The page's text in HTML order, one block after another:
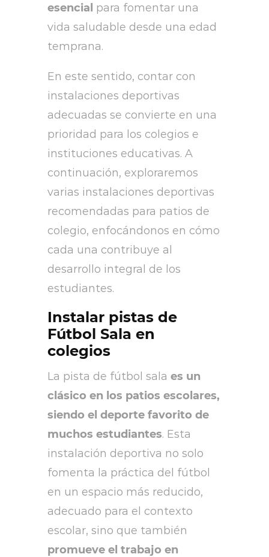
esencial para fomentar una
vida saludable desde una edad
temprana.
En este sentido, contar con
instalaciones deportivas
adecuadas se convierte en una
prioridad para los colegios e
instituciones educativas. A
continuación, exploraremos
varias instalaciones deportivas
recomendadas para patios de
colegio, enfocándonos en cómo
cada una contribuye al
desarrollo integral de los
estudiantes.
Instalar pistas de
Fútbol Sala en
colegios
La pista de fútbol sala es un
clásico en los patios escolares,
siendo el deporte favorito de
muchos estudiantes. Esta
instalación deportiva no solo
fomenta la práctica del fútbol
en un espacio más reducido,
adecuado para el contexto
escolar, sino que también
promueve el trabajo en